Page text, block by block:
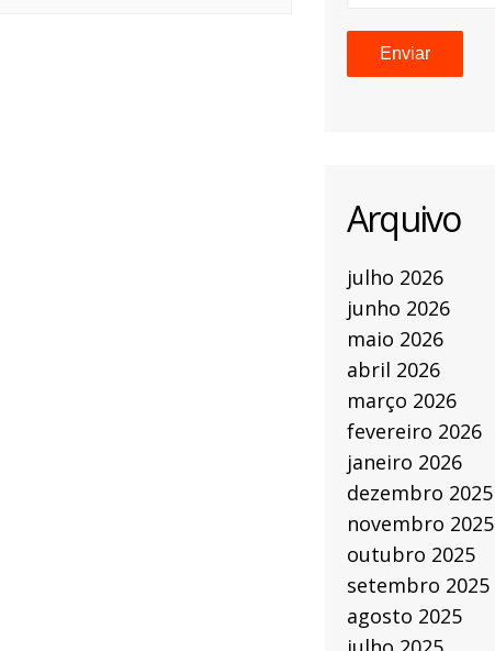
Arquivo
julho 2026
junho 2026
maio 2026
abril 2026
março 2026
fevereiro 2026
janeiro 2026
dezembro 2025
novembro 2025
outubro 2025
setembro 2025
agosto 2025